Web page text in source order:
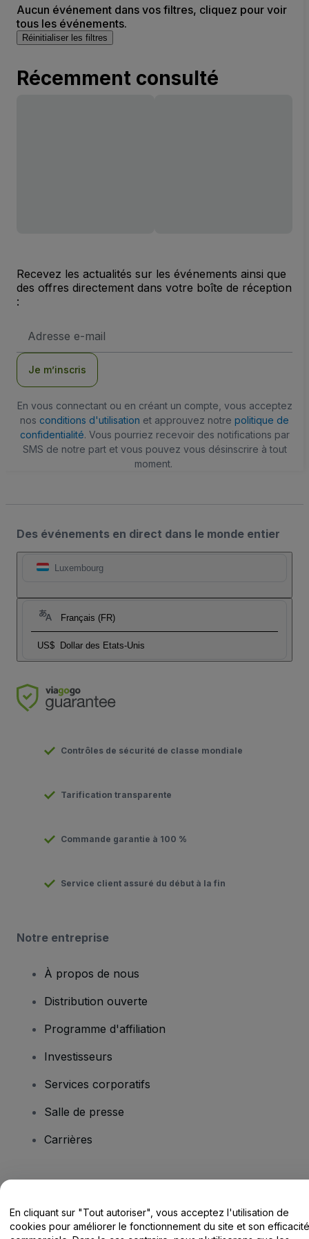
Aucun événement dans vos filtres, cliquez pour voir
tous les événements.
Réinitialiser les filtres
Récemment consulté
Recevez les actualités sur les événements ainsi que
des offres directement dans votre boîte de réception
:
e-
Je m’inscris
En vous connectant ou en créant un compte, vous acceptez
nos conditions d'utilisation et approuvez notre politique de
confidentialité. Vous pourriez recevoir des notifications par
SMS de notre part et vous pouvez vous désinscrire à tout
moment.
Des événements en direct dans le monde entier
Luxembourg
Français (FR)
US$ Dollar des Etats-Unis
Contrôles de sécurité de classe mondiale
Tarification transparente
Commande garantie à 100 %
Service client assuré du début à la fin
Notre entreprise
À propos de nous
Distribution ouverte
Programme d'affiliation
Investisseurs
Services corporatifs
Salle de presse
Carrières
Centre d'assistance / Nous contacter
En cliquant sur "Tout autoriser", vous acceptez l'utilisation de
cookies pour améliorer le fonctionnement du site et son efficacité